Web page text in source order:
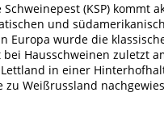
Schweinepest (KSP) kommt
und
Europa wurde die
bei Hausschweinen zuletzt
Lettland in einer
zu Weißrussland